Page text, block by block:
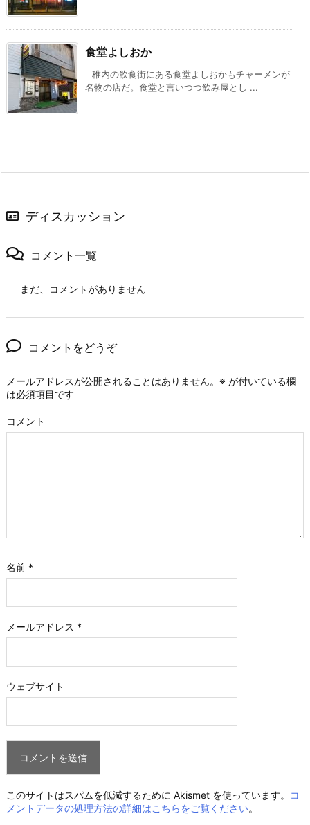
食堂よしおか
稚内の飲食街にある食堂よしおかもチャーメンが
名物の店だ。食堂と言いつつ飲み屋とし ...
ディスカッション
コメント一覧
まだ、コメントがありません
コメントをどうぞ
メールアドレスが公開されることはありません。 ※ が付いている欄
は必須項目です
コメント
名前 *
メールアドレス *
ウェブサイト
このサイトはスパムを低減するために Akismet を使っています。
コ
メントデータの処理方法の詳細はこちらをご覧ください。